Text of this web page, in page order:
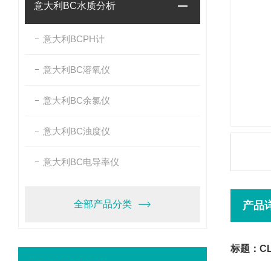
意大利BC水质分析
意大利BCPH计
意大利BC溶氧仪
意大利BC余氯仪
意大利BC浊度仪
意大利BC电导率仪
全部产品分类 产品
标题：